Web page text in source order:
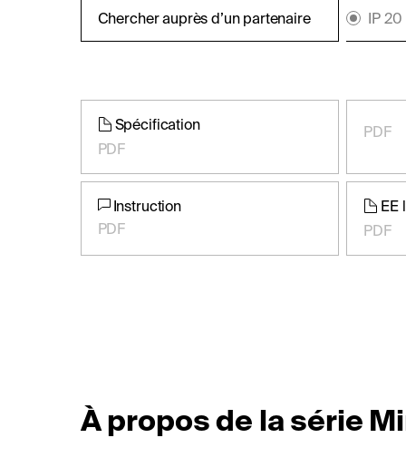
Chercher auprès d’un partenaire IP 20
Spécification
PDF
PDF
Instruction
PDF
EE
PDF
À propos de la série